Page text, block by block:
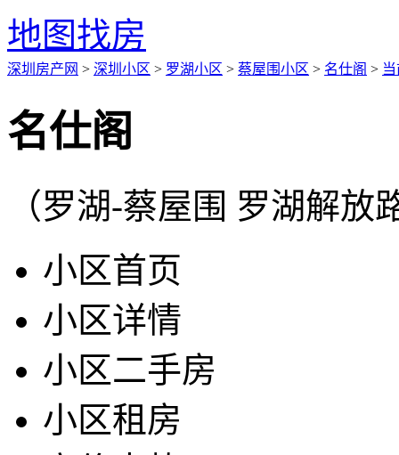
地图找房
深圳房产网 > 深圳小区 > 罗湖小区 > 蔡屋围小区 > 名仕阁 >
名仕阁
（罗湖-蔡屋围 罗湖解
小区首页
小区详情
小区二手房
小区租房